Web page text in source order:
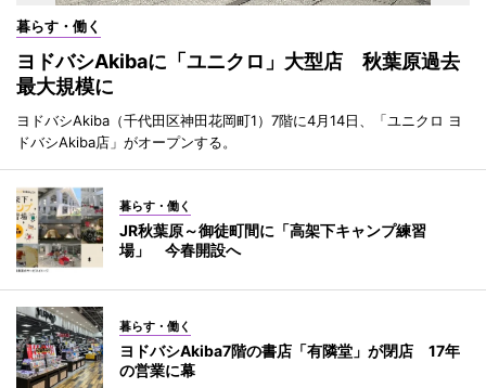
暮らす・働く
ヨドバシAkibaに「ユニクロ」大型店 秋葉原過去
最大規模に
ヨドバシAkiba（千代田区神田花岡町1）7階に4月14日、「ユニクロ ヨ
ドバシAkiba店」がオープンする。
暮らす・働く
JR秋葉原～御徒町間に「高架下キャンプ練習
場」 今春開設へ
暮らす・働く
ヨドバシAkiba7階の書店「有隣堂」が閉店 17年
の営業に幕